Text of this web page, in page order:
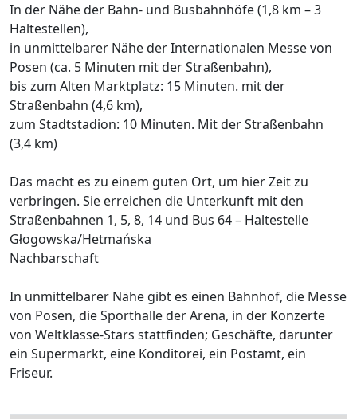
In der Nähe der Bahn- und Busbahnhöfe (1,8 km – 3
Haltestellen),
in unmittelbarer Nähe der Internationalen Messe von
Posen (ca. 5 Minuten mit der Straßenbahn),
bis zum Alten Marktplatz: 15 Minuten. mit der
Straßenbahn (4,6 km),
zum Stadtstadion: 10 Minuten. Mit der Straßenbahn
(3,4 km)
Das macht es zu einem guten Ort, um hier Zeit zu
verbringen. Sie erreichen die Unterkunft mit den
Straßenbahnen 1, 5, 8, 14 und Bus 64 – Haltestelle
Głogowska/Hetmańska
Nachbarschaft
In unmittelbarer Nähe gibt es einen Bahnhof, die Messe
von Posen, die Sporthalle der Arena, in der Konzerte
von Weltklasse-Stars stattfinden; Geschäfte, darunter
ein Supermarkt, eine Konditorei, ein Postamt, ein
Friseur.